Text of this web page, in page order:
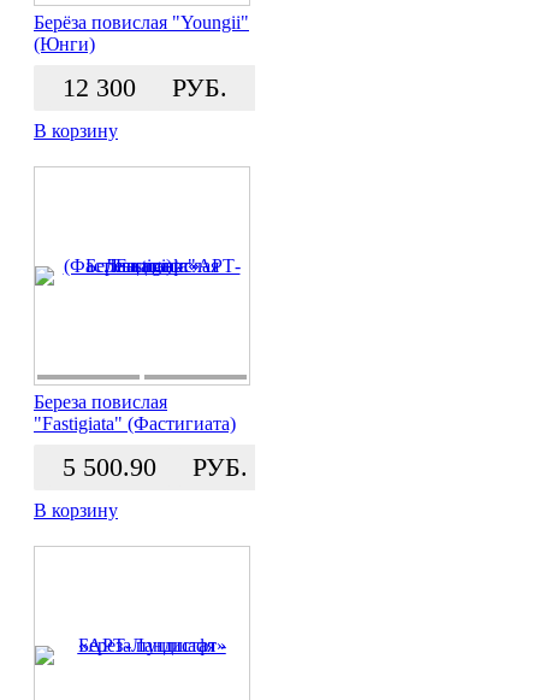
Берёза повислая "Youngii"
(Юнги)
12 300 РУБ.
В корзину
Береза повислая
"Fastigiata" (Фастигиата)
5 500.90 РУБ.
В корзину